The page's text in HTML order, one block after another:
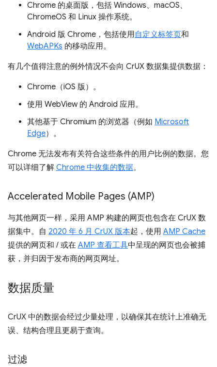
Chrome 的桌面版，包括 Windows、macOS、
ChromeOS 和 Linux 操作系统。
Android 版 Chrome，包括使用自定义标签页和
WebAPKs 的移动应用。
有几个值得注意的例外情况不会向 CrUX 数据集提供数据：
Chrome（iOS 版）。
使用 WebView 的 Android 应用。
其他基于 Chromium 的浏览器（例如 Microsoft
Edge）。
Chrome 无法发布有关符合这些条件的用户比例的数据。您
可以详细了解 Chrome 中收集的数据。
Accelerated Mobile Pages (AMP)
与其他网页一样，采用 AMP 构建的网页也包含在 CrUX 数
据集中。自 2020 年 6 月 CrUX 版本起，使用 AMP Cache
提供的网页和 / 或在 AMP 查看工具中呈现的网页也会被捕
获，并归因于发布商的网页网址。
数据质量
CrUX 中的数据会经过少量处理，以确保其在统计上准确无
误、结构合理且更易于查询。
过滤